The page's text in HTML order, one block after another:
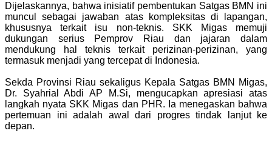
Dijelaskannya, bahwa inisiatif pembentukan Satgas BMN ini
muncul sebagai jawaban atas kompleksitas di lapangan,
khususnya terkait isu non-teknis. SKK Migas memuji
dukungan serius Pemprov Riau dan jajaran dalam
mendukung hal teknis terkait perizinan-perizinan, yang
termasuk menjadi yang tercepat di Indonesia.
Sekda Provinsi Riau sekaligus Kepala Satgas BMN Migas,
Dr. Syahrial Abdi AP M.Si, mengucapkan apresiasi atas
langkah nyata SKK Migas dan PHR. Ia menegaskan bahwa
pertemuan ini adalah awal dari progres tindak lanjut ke
depan.